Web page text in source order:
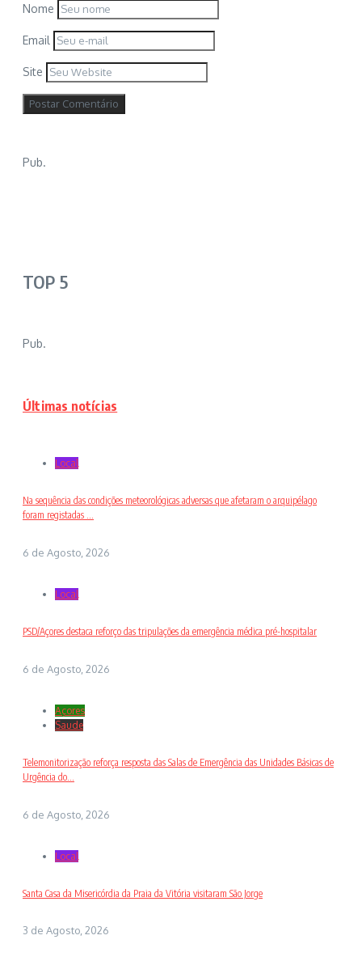
Nome
Email
Site
Pub.
TOP 5
Pub.
Últimas notícias
Local
Na sequência das condições meteorológicas adversas que afetaram o arquipélago
foram registadas ...
6 de Agosto, 2026
Local
PSD/Açores destaca reforço das tripulações da emergência médica pré-hospitalar
6 de Agosto, 2026
Açores
Saude
Telemonitorização reforça resposta das Salas de Emergência das Unidades Básicas de
Urgência do...
6 de Agosto, 2026
Local
Santa Casa da Misericórdia da Praia da Vitória visitaram São Jorge
3 de Agosto, 2026